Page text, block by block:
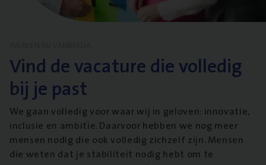
Vind de vacature die volledig
bij je past
We gaan volledig voor waar wij in geloven: innovatie,
inclusie en ambitie. Daarvoor hebben we nog meer
mensen nodig die ook volledig zichzelf zijn. Mensen
die weten dat je stabiliteit nodig hebt om te